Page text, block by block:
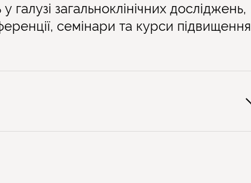
загальноклінічних досліджень,
семінари та курси підвищення